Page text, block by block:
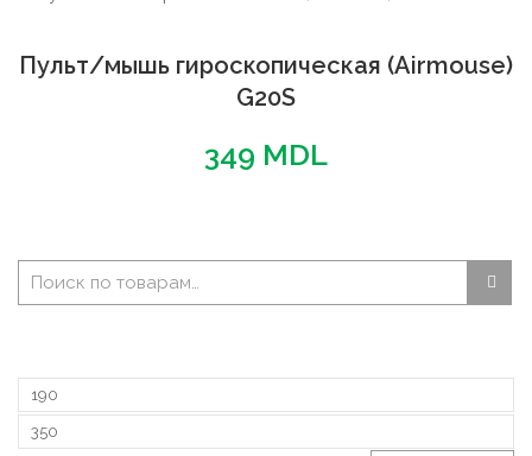
Пульт/мышь гироскопическая (Airmouse)
G20S
349 MDL